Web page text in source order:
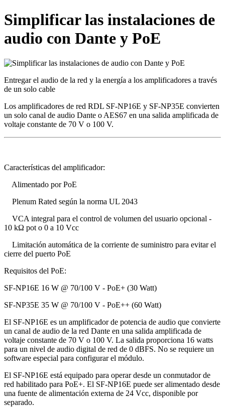
Simplificar las instalaciones de
audio con Dante y PoE
Entregar el audio de la red y la energía a los amplificadores a través
de un solo cable
Los amplificadores de red RDL SF-NP16E y SF-NP35E convierten
un solo canal de audio Dante o AES67 en una salida amplificada de
voltaje constante de 70 V o 100 V.
Características del amplificador:
Alimentado por PoE
Plenum Rated según la norma UL 2043
VCA integral para el control de volumen del usuario opcional -
10 kΩ pot o 0 a 10 Vcc
Limitación automática de la corriente de suministro para evitar el
cierre del puerto PoE
Requisitos del PoE:
SF-NP16E 16 W @ 70/100 V - PoE+ (30 Watt)
SF-NP35E 35 W @ 70/100 V - PoE++ (60 Watt)
El SF-NP16E es un amplificador de potencia de audio que convierte
un canal de audio de la red Dante en una salida amplificada de
voltaje constante de 70 V o 100 V. La salida proporciona 16 watts
para un nivel de audio digital de red de 0 dBFS. No se requiere un
software especial para configurar el módulo.
El SF-NP16E está equipado para operar desde un conmutador de
red habilitado para PoE+. El SF-NP16E puede ser alimentado desde
una fuente de alimentación externa de 24 Vcc, disponible por
separado.